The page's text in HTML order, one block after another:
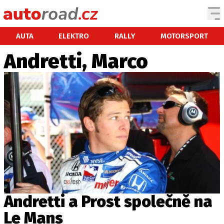
AUTA ELEKTRO RALLY MOTORSPORT
AUTA
TESTY AUT
NOVINKY
EKO
SPY
HISTORIE
ZAJÍMAVOSTI
TECHNIKA
EKONOMIKA
ČESKÝ TRH
TUNING
PROFI
Andretti, Marco
Andretti a Prost společně na
Le Mans